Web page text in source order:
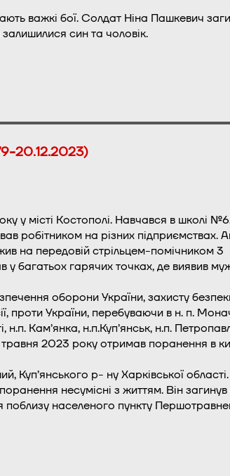
важкі бої. Солдат Ніна Пашкевич
син та чоловік.
20.12.2023)
у місті Костополі. Навчався в школі
робітником на різних підприємствах.
на передовій стрільцем-помічником 3
багатьох гарячих точках, де виявив
оборони України, захисту
проти України, перебуваючи в н. п.
Кам’янка, н.п.Куп’янськ, н.п.
2023 року отримав поранення в
Куп’янського р- ну Харківської області.
несумісні з життям. Він загинув
населеного пункту